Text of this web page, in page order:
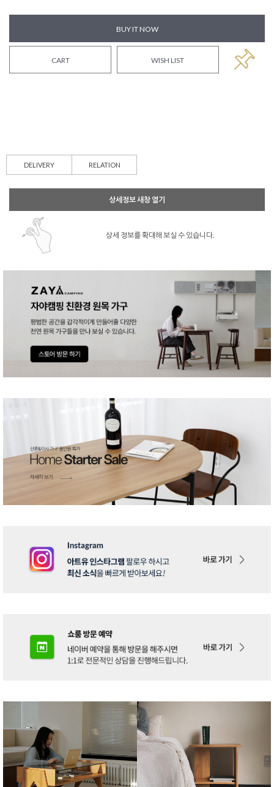
BUY IT NOW
CART WISH LIST
DELIVERY RELATION
상세정보 새창 열기
상세 정보를 확대해 보실 수 있습니다.